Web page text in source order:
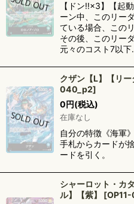
【ドン!!×3】【起
ーン中、このリー
ている場合、この
その後、このリー
元々のコスト7以
クザン【L】【リー
040_p2]
0円(税込)
在庫なし
自分の特徴《海軍
手札からカードが
ードを引く。
シャーロット・カ
ル】【紫】
[